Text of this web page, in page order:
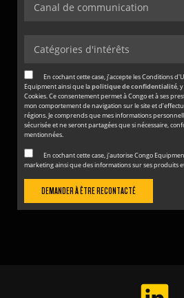
En cochant cette case, j’accepte les Conditions
Equipment ainsi que lapolitique de confidentialité,
Cookies. Ce consentement permet à Congo et à ses
mon comportement de navigation sur le site et
régions. Je comprends que mes informations
sécurisée et ne seront partagées que si nécessaire,
mentionnées.
En cochant cette case, j'autorise Congo
marketing ainsi que des informations sur ses produits